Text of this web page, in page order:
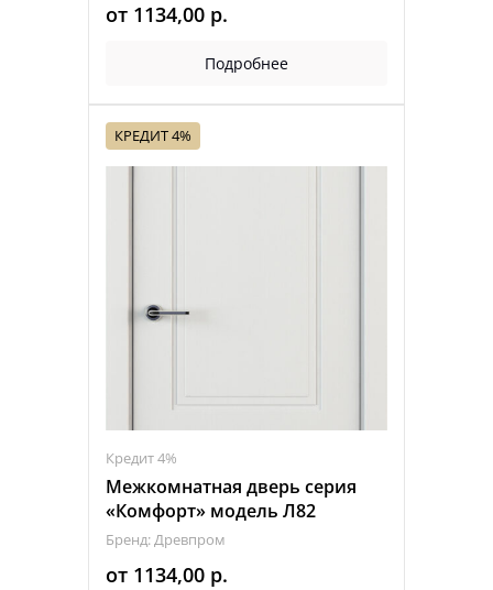
от 1134,00 р.
Подробнее
КРЕДИТ 4%
Кредит 4%
Межкомнатная дверь серия
«Комфорт» модель Л82
Бренд: Древпром
от 1134,00 р.